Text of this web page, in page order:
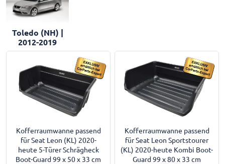
Toledo (NH) |
2012-2019
Kofferraumwanne passend
für Seat Leon (KL) 2020-
heute 5-Türer Schrägheck
Boot-Guard 99 x 50 x 33 cm
Kofferraumwanne passend
für Seat Leon Sportstourer
(KL) 2020-heute Kombi Boot-
Guard 99 x 80 x 33 cm